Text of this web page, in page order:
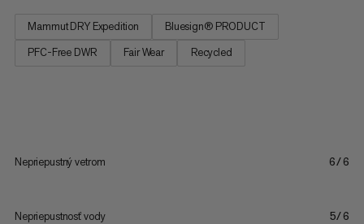
Mammut DRY Expedition
Bluesign® PRODUCT
PFC-Free DWR
Fair Wear Recycled
Nepriepustný vetrom 6/6
Nepriepustnosť vody 5/6